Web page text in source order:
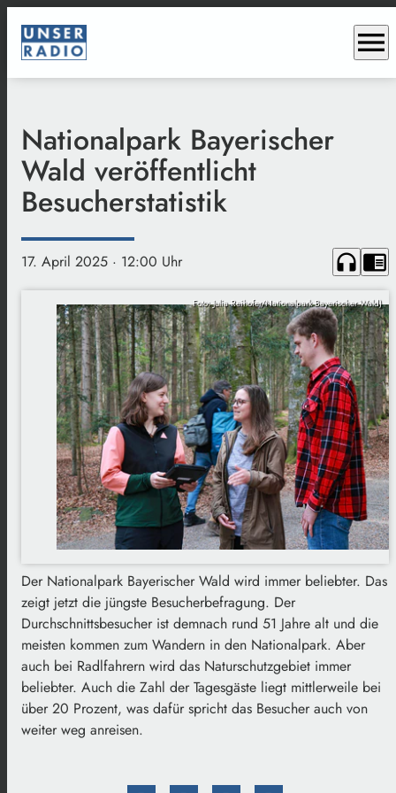
menu
Nationalpark Bayerischer
Wald veröffentlicht
Besucherstatistik
17. April 2025 · 12:00 Uhr headphones chrome_reader_mode
Foto: Julia Reihofer/Nationalpark Bayerischer Wald)
Der Nationalpark Bayerischer Wald wird immer beliebter. Das
zeigt jetzt die jüngste Besucherbefragung. Der
Durchschnittsbesucher ist demnach rund 51 Jahre alt und die
meisten kommen zum Wandern in den Nationalpark. Aber
auch bei Radlfahrern wird das Naturschutzgebiet immer
beliebter. Auch die Zahl der Tagesgäste liegt mittlerweile bei
über 20 Prozent, was dafür spricht das Besucher auch von
weiter weg anreisen.